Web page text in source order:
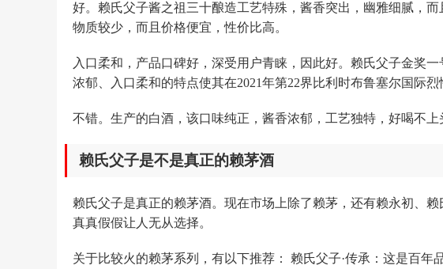
好。赖氏父子酱之祖三十酿造工艺特殊，酱香突出，幽雅细腻，
物质较少，而且价格便宜，性价比高。
入口柔和，产品口碑好，深受用户青睐，因此好。赖氏父子金奖
浓郁、入口柔和的特点使其在2021年第22界比利时布鲁塞尔国际烈
不错。生产的白酒，该口味纯正，酱香浓郁，工艺独特，好喝不上
赖氏父子是不是真正的赖茅酒
赖氏父子是真正的赖茅酒。现在市场上除了赖茅，还有赖永初、
真真假假让人无从选择。
关于比较火的赖茅系列，有以下推荐： 赖氏父子·传承：这是百